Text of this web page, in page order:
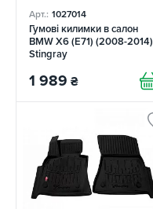
Арт.: 1027014
Гумові килимки в салон
BMW X6 (E71) (2008-2014)
Stingray
1 989 ₴